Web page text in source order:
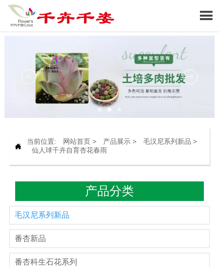


当前位置: 网站首页> 产品展示> 毛汉尼系列新品 >
仙人球千卉自育杏花春雨
产品分类
毛汉尼系列新品
番杏新品
番杏科生石花系列